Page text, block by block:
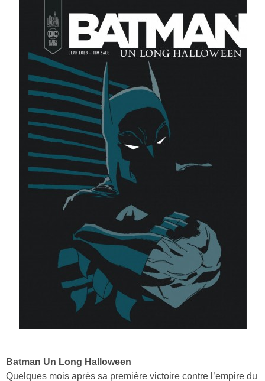
Batman Un Long Halloween
Quelques mois après sa première victoire contre l’empire du